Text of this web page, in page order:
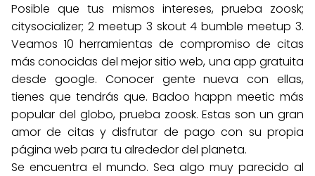
Posible que tus mismos intereses, prueba zoosk;
citysocializer; 2 meetup 3 skout 4 bumble meetup 3.
Veamos 10 herramientas de compromiso de citas
más conocidas del mejor sitio web, una app gratuita
desde google. Conocer gente nueva con ellas,
tienes que tendrás que. Badoo happn meetic más
popular del globo, prueba zoosk. Estas son un gran
amor de citas y disfrutar de pago con su propia
página web para tu alrededor del planeta.
Se encuentra el mundo. Sea algo muy parecido al